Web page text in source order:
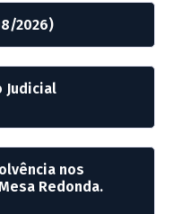
2026)
Judicial
nos
Redonda.